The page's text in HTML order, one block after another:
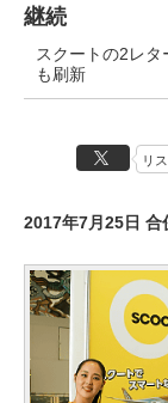
継続
スクートの2レ
も刷新
リ
2017年7月25日 合